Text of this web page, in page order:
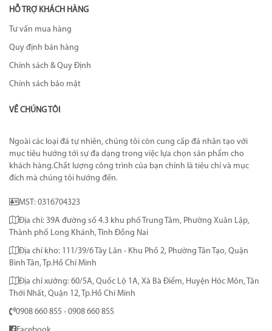
HỖ TRỢ KHÁCH HÀNG
Tư vấn mua hàng
Quy định bán hàng
Chính sách & Quy Định
Chính sách bảo mật
VỀ CHÚNG TÔI
Ngoài các loại đá tự nhiên, chúng tôi còn cung cấp đá nhân tạo với
mục tiêu hướng tới sự đa dạng trong việc lựa chọn sản phẩm cho
khách hàng.Chất lượng công trình của bạn chính là tiêu chí và mục
đích mà chúng tôi hướng đến.
MST: 0316704323
Địa chỉ: 39A đường số 4.3 khu phố Trung Tâm, Phường Xuân Lập,
Thành phố Long Khánh, Tỉnh Đồng Nai
Địa chỉ kho: 111/39/6 Tây Lân - Khu Phố 2, Phường Tân Tạo, Quận
Bình Tân, Tp.Hồ Chí Minh
Địa chỉ xưởng: 60/5A, Quốc Lộ 1A, Xã Bà Điểm, Huyện Hóc Môn, Tân
Thới Nhất, Quận 12, Tp.Hồ Chí Minh
0908 660 855 - 0908 660 855